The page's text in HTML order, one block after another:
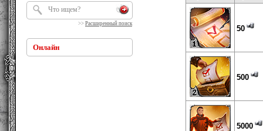
>> Расширенный поиск
Онлайн
50
500
5000